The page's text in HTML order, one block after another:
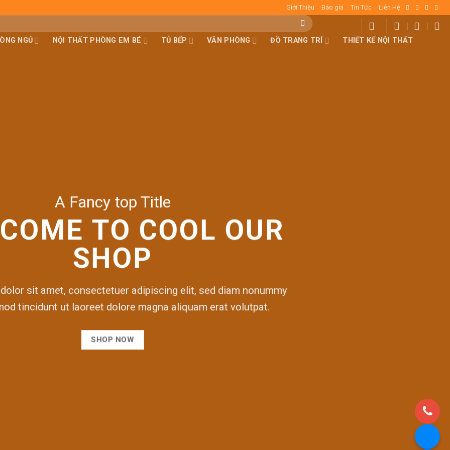
Giới Thiệu Báo giá Tin Tức Liên Hệ
NGỦ NỘI THẤT PHÒNG EM BÉ TỦ BẾP VĂN PHÒNG ĐỒ TRANG TRÍ THIẾT KẾ NỘI THẤT
A Fancy top Title
TO COOL OUR
SHOP
sit amet, consectetuer adipiscing elit, sed diam nonummy
tincidunt ut laoreet dolore magna aliquam erat volutpat.
SHOP NOW